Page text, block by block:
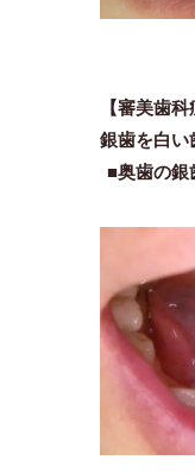
【審美歯
銀歯を白い
■奥歯の